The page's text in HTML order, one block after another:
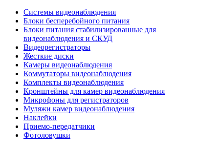
Системы видеонаблюдения
Блоки бесперебойного питания
Блоки питания стабилизированные для
видеонаблюдения и СКУД
Видеорегистраторы
Жесткие диски
Камеры видеонаблюдения
Коммутаторы видеонаблюдения
Комплекты видеонаблюдения
Кронштейны для камер видеонаблюдения
Микрофоны для регистраторов
Муляжи камер видеонаблюдения
Наклейки
Приемо-передатчики
Фотоловушки